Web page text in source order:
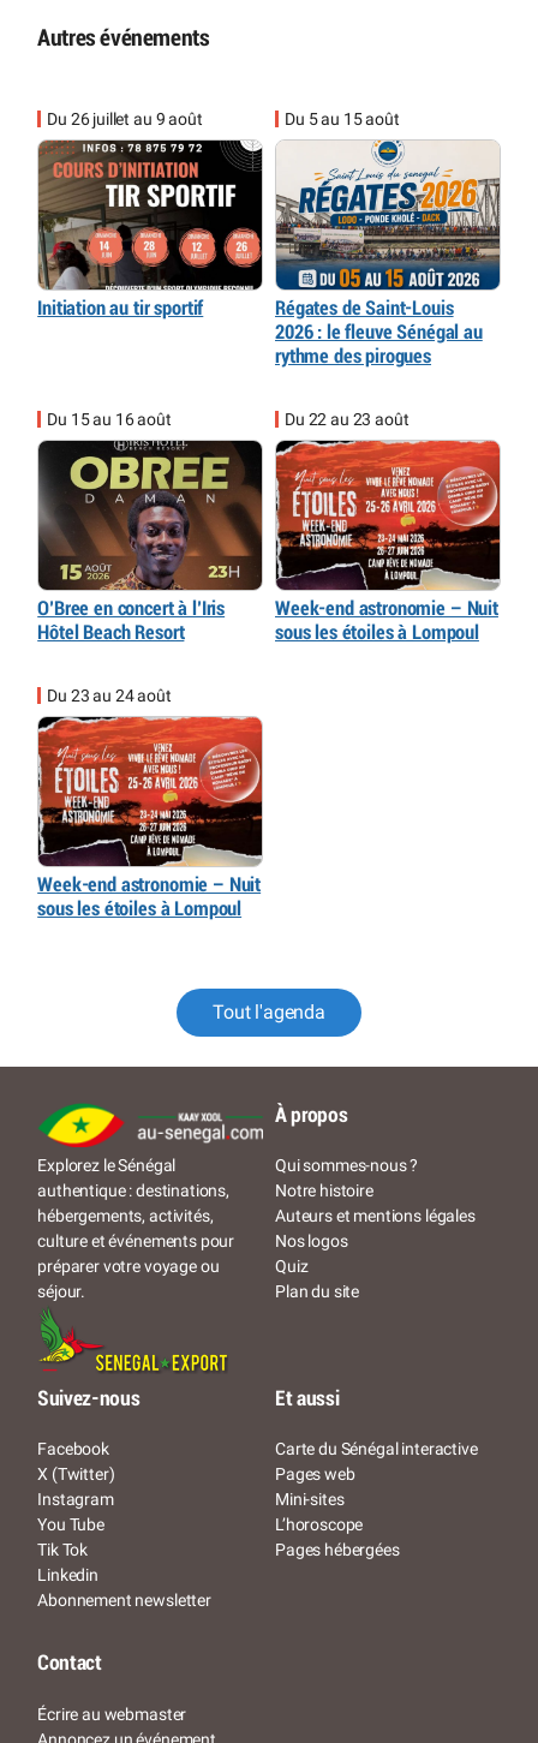
Autres événements
Du 26 juillet au 9 août
Initiation au tir sportif
Du 5 au 15 août
Régates de Saint-Louis
2026 : le fleuve Sénégal au
rythme des pirogues
Du 15 au 16 août
O’Bree en concert à l’Iris
Hôtel Beach Resort
Du 22 au 23 août
Week-end astronomie – Nuit
sous les étoiles à Lompoul
Du 23 au 24 août
Week-end astronomie – Nuit
sous les étoiles à Lompoul
Tout l'agenda
Explorez le Sénégal
authentique : destinations,
hébergements, activités,
culture et événements pour
préparer votre voyage ou
séjour.
À propos
Qui sommes-nous ?
Notre histoire
Auteurs et mentions légales
Nos logos
Quiz
Plan du site
Suivez-nous
Facebook
X (Twitter)
Instagram
You Tube
Tik Tok
Linkedin
Abonnement newsletter
Et aussi
Carte du Sénégal interactive
Pages web
Mini-sites
L’horoscope
Pages hébergées
Contact
Écrire au webmaster
Annoncez un événement